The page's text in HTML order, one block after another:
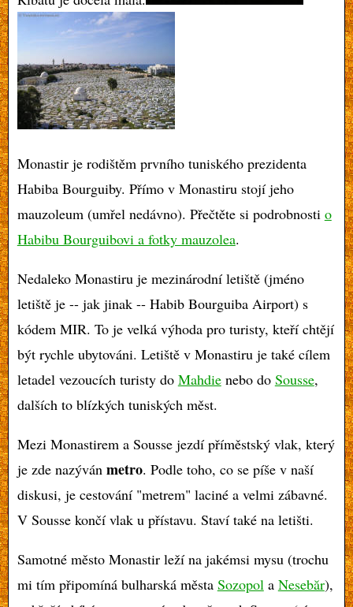
Monastir je rodištěm prvního tuniského prezidenta
Habiba Bourguiby. Přímo v Monastiru stojí jeho
mauzoleum (umřel nedávno). Přečtěte si podrobnosti o
Habibu Bourguibovi a fotky mauzolea.
Nedaleko Monastiru je mezinárodní letiště (jméno
letiště je -- jak jinak -- Habib Bourguiba Airport) s
kódem MIR. To je velká výhoda pro turisty, kteří chtějí
být rychle ubytováni. Letiště v Monastiru je také cílem
letadel vezoucích turisty do Mahdienebo do Sousse,
dalších to blízkých tuniských měst.
Mezi Monastirem a Sousse jezdí příměstský vlak, který
je zde nazýván metro. Podle toho, co se píše v naší
diskusi, je cestování "metrem" laciné a velmi zábavné.
V Sousse končí vlak u přístavu. Staví také na letišti.
Samotné město Monastir leží na jakémsi mysu (trochu
mi tím připomíná bulharská města Sozopola Nesebăr),